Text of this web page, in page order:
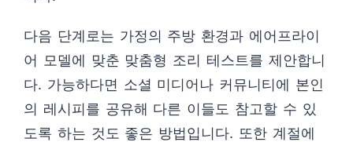
다음 단계로는 가정의 주방 환경과 에어프라이
어 모델에 맞춘 맞춤형 조리 테스트를 제안합니
다. 가능하다면 소셜 미디어나 커뮤니티에 본인
의 레시피를 공유해 다른 이들도 참고할 수 있
도록 하는 것도 좋은 방법입니다. 또한 계절에